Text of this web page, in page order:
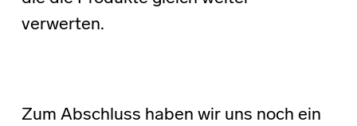
verwerten.
Zum Abschluss haben wir uns noch ein